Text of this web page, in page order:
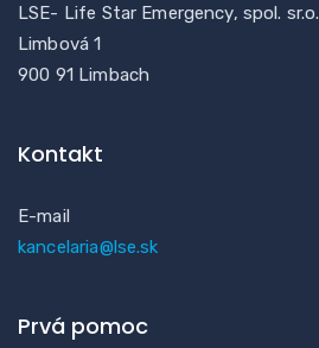
LSE- Life Star Emergency, spol. sr.o.
Limbová 1
900 91 Limbach
Kontakt
E-mail
kancelaria@lse.sk
Prvá pomoc